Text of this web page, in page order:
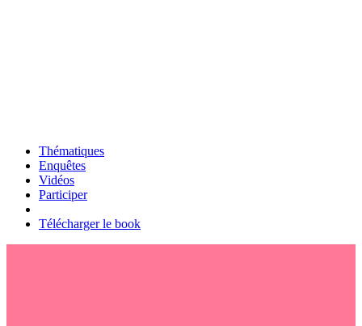
Thématiques
Enquêtes
Vidéos
Participer
Télécharger le book